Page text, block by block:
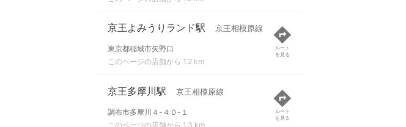
京王よみうりランド駅 京王相模原線
東京都稲城市矢野口
このページの店舗から 1.2 km
ルート
を見る
京王多摩川駅 京王相模原線
調布市多摩川４-４０-１
このページの店舗から 1.3 km
ルート
を見る